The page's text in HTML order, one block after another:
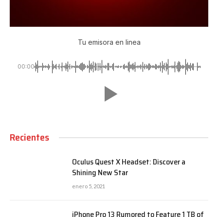
Tu emisora en linea
00:00
Recientes
Oculus Quest X Headset: Discover a
Shining New Star
enero 5, 2021
iPhone Pro 13 Rumored to Feature 1 TB of